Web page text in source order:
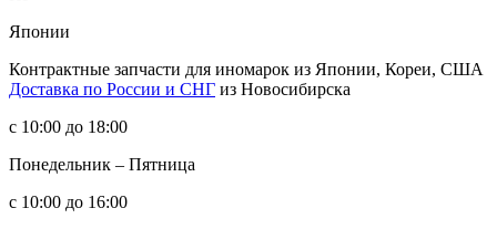
Японии
Контрактные запчасти для иномарок из Японии, Кореи, США
Доставка по России и СНГ из Новосибирска
с 10:00 до 18:00
Понедельник – Пятница
с 10:00 до 16:00